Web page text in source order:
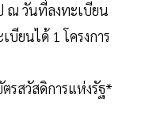
ณ วันที่ลงทะเบียน
บียนได้ 1 โครงการ
รสวัสดิการแห่งรัฐ*